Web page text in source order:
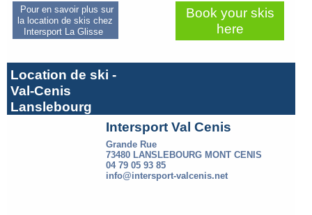
Pour en savoir plus sur
la location de skis chez
Intersport La Glisse
Book your skis
here
Location de ski -
Val-Cenis
Lanslebourg
Intersport Val Cenis
Grande Rue
73480 LANSLEBOURG MONT CENIS
04 79 05 93 85
info@intersport-valcenis.net